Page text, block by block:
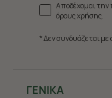
ΓΕΝΙΚΑ
Αποδέχομαι την
όρους χρήσης.
* Δεν συνδυάζεται με